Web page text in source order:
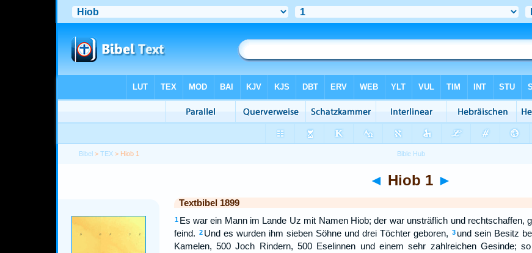
Bibel >TEX > Hiob 1
◄ Hiob 1 ►
Textbibel 1899
1 Es war ein Mann im Lande Uz mit Namen Hiob; der war unsträflich und rechtschaffen,
feind. 2 Und es wurden ihm sieben Söhne und drei Töchter geboren, 3 und sein Besitz
Kamelen, 500 Joch Rindern, 500 Eselinnen und einem sehr zahlreichen Gesinde;